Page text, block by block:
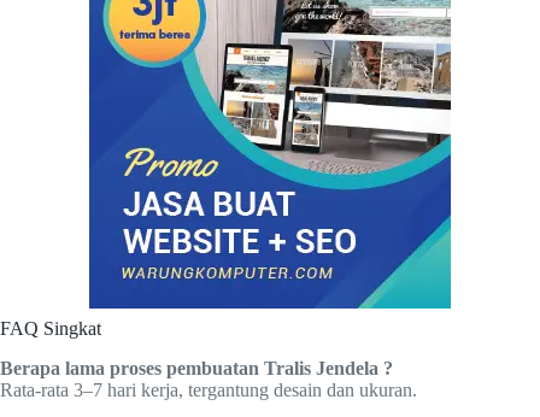
FAQ Singkat
Berapa lama proses pembuatan Tralis Jendela ?
Rata-rata 3–7 hari kerja, tergantung desain dan ukuran.